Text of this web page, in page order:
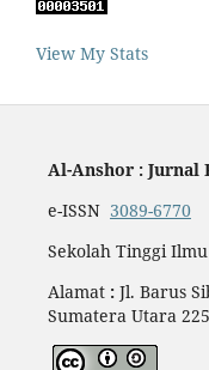
View My Stats
Al-Anshor : Jurnal
e-ISSN 3089-6770
Sekolah Tinggi
Alamat : Jl. Barus
Sumatera Utara